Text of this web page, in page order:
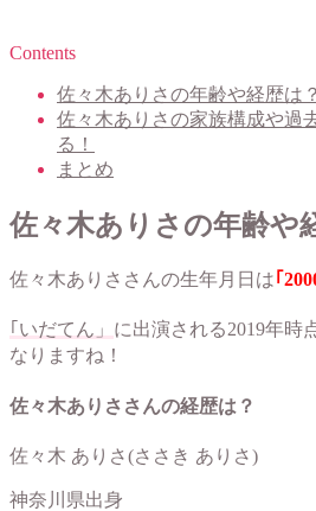
Contents
佐々木ありさの年齢や経歴は？
佐々木ありさの家族構成や過
る！
まとめ
佐々木ありさの年齢や
佐々木ありささんの生年月日は｢
｢いだてん」 に出演される2019年時
なりますね！
佐々木ありささんの経歴は？
佐々木 ありさ(ささき ありさ)
神奈川県出身